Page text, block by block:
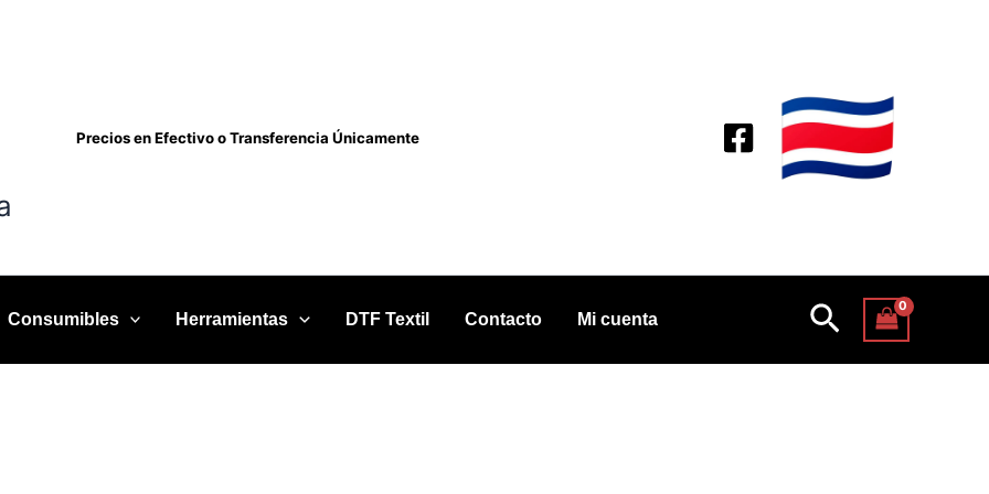
Precios en Efectivo o Transferencia Únicamente
Consumibles Herramientas DTF Textil Contacto Mi cuenta Buscar